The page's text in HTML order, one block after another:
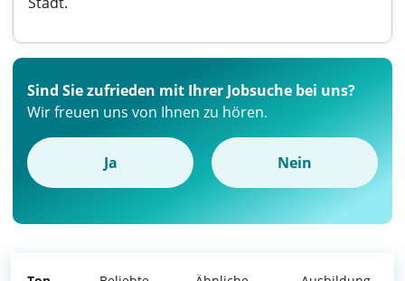
Sind Sie zufrieden mit Ihrer Jobsuche bei uns?
Wir freuen uns von Ihnen zu hören.
Ja Nein